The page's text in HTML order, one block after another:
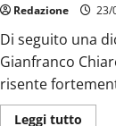
Redazione 23/
Di seguito una
Gianfranco
risente
Leggi tutto